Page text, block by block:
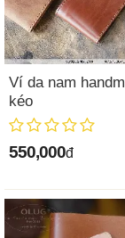
Ví da nam
kéo
550,000đ